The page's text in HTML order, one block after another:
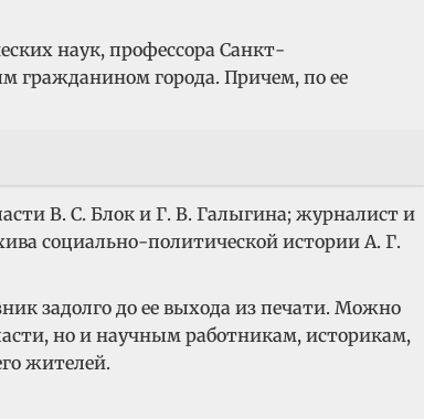
наук, профессора Санкт-
гражданином города. Причем, по ее
В. С. Блок и Г. В. Галыгина; журналист и
социально-политической истории А. Г.
задолго до ее выхода из печати. Можно
но и научным работникам, историкам,
жителей.